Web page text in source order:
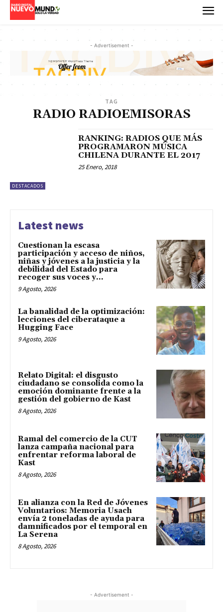
- Advertisement -
TAG
RADIO RADIOEMISORAS
DESTACADOS
RANKING: RADIOS QUE MÁS
PROGRAMARON MÚSICA
CHILENA DURANTE EL 2017
25 Enero, 2018
Latest news
Cuestionan la escasa
participación y acceso de niños,
niñas y jóvenes a la justicia y la
debilidad del Estado para
recoger sus voces y...
9 Agosto, 2026
La banalidad de la optimización:
lecciones del ciberataque a
Hugging Face
9 Agosto, 2026
Relato Digital: el disgusto
ciudadano se consolida como la
emoción dominante frente a la
gestión del gobierno de Kast
8 Agosto, 2026
Ramal del comercio de la CUT
lanza campaña nacional para
enfrentar reforma laboral de
Kast
8 Agosto, 2026
En alianza con la Red de Jóvenes
Voluntarios: Memoria Usach
envía 2 toneladas de ayuda para
damnificados por el temporal en
La Serena
8 Agosto, 2026
- Advertisement -